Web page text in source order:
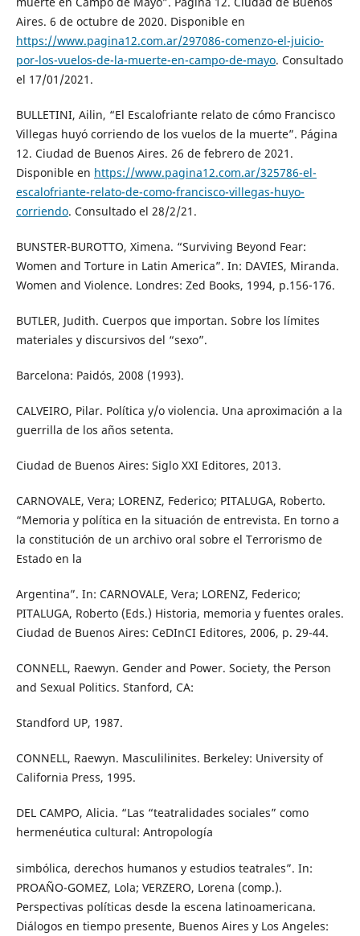
Aires. 6 de octubre de 2020. Disponible en
https://www.pagina12.com.ar/297086-comenzo-el-juicio-
por-los-vuelos-de-la-muerte-en-campo-de-mayo. Consultado
el 17/01/2021.
BULLETINI, Ailin, “El Escalofriante relato de cómo Francisco
Villegas huyó corriendo de los vuelos de la muerte”. Página
12. Ciudad de Buenos Aires. 26 de febrero de 2021.
Disponible en https://www.pagina12.com.ar/325786-el-
escalofriante-relato-de-como-francisco-villegas-huyo-
corriendo. Consultado el 28/2/21.
BUNSTER-BUROTTO, Ximena. “Surviving Beyond Fear:
Women and Torture in Latin America”. In: DAVIES, Miranda.
Women and Violence. Londres: Zed Books, 1994, p.156-176.
BUTLER, Judith. Cuerpos que importan. Sobre los límites
materiales y discursivos del “sexo”.
Barcelona: Paidós, 2008 (1993).
CALVEIRO, Pilar. Política y/o violencia. Una aproximación a la
guerrilla de los años setenta.
Ciudad de Buenos Aires: Siglo XXI Editores, 2013.
CARNOVALE, Vera; LORENZ, Federico; PITALUGA, Roberto.
“Memoria y política en la situación de entrevista. En torno a
la constitución de un archivo oral sobre el Terrorismo de
Estado en la
Argentina”. In: CARNOVALE, Vera; LORENZ, Federico;
PITALUGA, Roberto (Eds.) Historia, memoria y fuentes orales.
Ciudad de Buenos Aires: CeDInCI Editores, 2006, p. 29-44.
CONNELL, Raewyn. Gender and Power. Society, the Person
and Sexual Politics. Stanford, CA:
Standford UP, 1987.
CONNELL, Raewyn. Masculilinites. Berkeley: University of
California Press, 1995.
DEL CAMPO, Alicia. “Las “teatralidades sociales” como
hermenéutica cultural: Antropología
simbólica, derechos humanos y estudios teatrales”. In:
PROAÑO-GOMEZ, Lola; VERZERO, Lorena (comp.).
Perspectivas políticas desde la escena latinoamericana.
Diálogos en tiempo presente, Buenos Aires y Los Angeles: